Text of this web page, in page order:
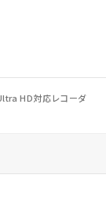
HD対応レコーダ